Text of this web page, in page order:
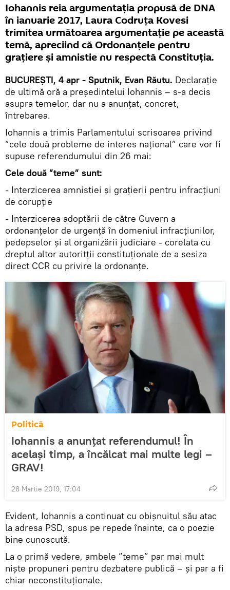
Iohannis reia argumentația propusă de DNA
în ianuarie 2017, Laura Codruța Kovesi
trimitea următoarea argumentație pe această
temă, apreciind că Ordonanţele pentru
graţiere şi amnistie nu respectă Constituţia.
BUCUREȘTI, 4 apr - Sputnik, Evan Răutu. Declarație
de ultimă oră a președintelui Iohannis – s-a decis
asupra temelor, dar nu a anunțat, concret,
întrebarea.
Iohannis a trimis Parlamentului scrisoarea privind
”cele două probleme de interes național” care vor fi
supuse referendumului din 26 mai:
Cele două ”teme” sunt:
- Interzicerea amnistiei și grațierii pentru infracțiuni
de corupție
- Interzicerea adoptării de către Guvern a
ordonanțelor de urgență în domeniul infracțiunilor,
pedepselor și al organizării judiciare - corelata cu
dreptul altor autoritții constituționale de a sesiza
direct CCR cu privire la ordonanțe.
Politică
Iohannis a anunțat referendumul! În
același timp, a încălcat mai multe legi –
GRAV!
28 Martie 2019, 17:04
Evident, Iohannis a continuat cu obișnuitul său atac
la adresa PSD, spus pe repede înainte, ca o poezie
bine cunoscută.
La o primă vedere, ambele ”teme” par mai mult
niște propuneri pentru dezbatere publică – și par a fi
chiar neconstituționale.